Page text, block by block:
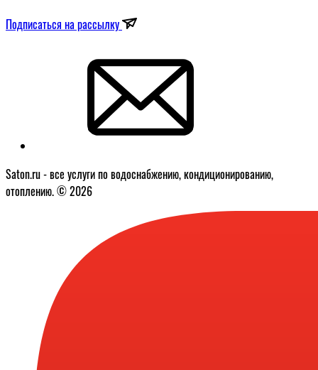
Подписаться на рассылку
Saton.ru - все услуги по водоснабжению, кондиционированию,
отоплению. © 2026